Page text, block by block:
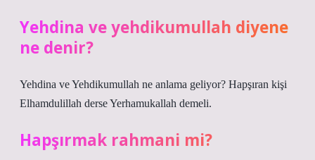
Yehdina ve yehdikumullah diyene
ne denir?
Yehdina ve Yehdikumullah ne anlama geliyor? Hapşıran kişi
Elhamdulillah derse Yerhamukallah demeli.
Hapşırmak rahmani mi?